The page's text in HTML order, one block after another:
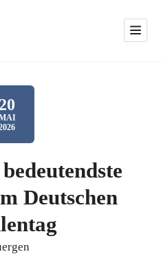
20
Deutschen